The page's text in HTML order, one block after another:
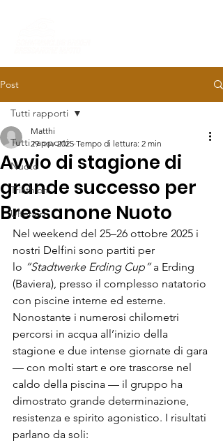
Post
Tutti rapporti
Nuoto
Triathlon
Ulteriori
Tutti rapporti
Avvio di stagione di
grande successo per
Bressanone Nuoto
Matthi
29 nov 2025 Tempo di lettura: 2 min
Nel weekend del 25–26 ottobre 2025 i
nostri Delfini sono partiti per
lo “Stadtwerke Erding Cup” a Erding
(Baviera), presso il complesso natatorio
con piscine interne ed esterne.
Nonostante i numerosi chilometri
percorsi in acqua all’inizio della
stagione e due intense giornate di gara
— con molti start e ore trascorse nel
caldo della piscina — il gruppo ha
dimostrato grande determinazione,
resistenza e spirito agonistico. I risultati
parlano da soli: